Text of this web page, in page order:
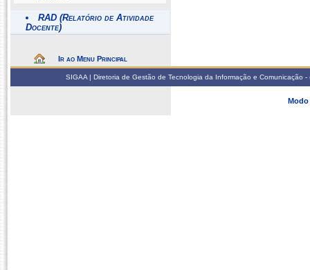
RAD (Relatório de Atividade
Docente)
Ir ao Menu Principal
SIGAA | Diretoria de Gestão de Tecnologia da Informação e
Modo